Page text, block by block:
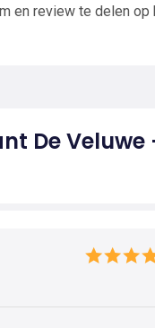
en review te delen op
De Veluwe